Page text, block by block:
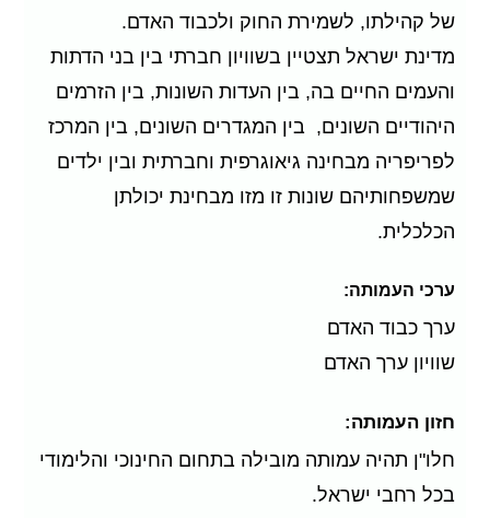
של קהילתו, לשמירת החוק ולכבוד האדם.
מדינת ישראל תצטיין בשוויון חברתי בין בני הדתות
והעמים החיים בה, בין העדות השונות, בין הזרמים
היהודיים השונים, בין המגדרים השונים, בין המרכז
לפריפריה מבחינה גיאוגרפית וחברתית ובין ילדים
שמשפחותיהם שונות זו מזו מבחינת יכולתן
הכלכלית.
ערכי העמותה:
ערך כבוד האדם
שוויון ערך האדם
חזון העמותה:
חלו"ן תהיה עמותה מובילה בתחום החינוכי והלימודי
בכל רחבי ישראל.